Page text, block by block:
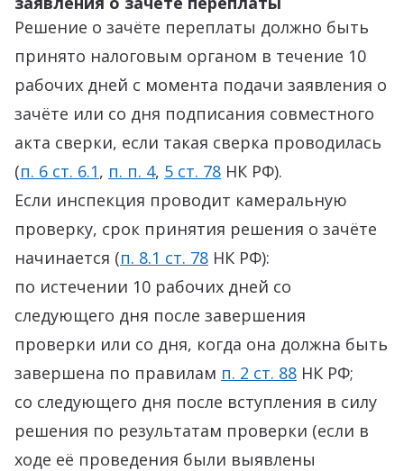
Решение о зачёте переплаты должно быть
принято налоговым органом в течение 10
рабочих дней с момента подачи заявления о
зачёте или со дня подписания совместного
акта сверки, если такая сверка проводилась
(п. 6 ст. 6.1, п. п. 4, 5 ст. 78 НК РФ).
Если инспекция проводит камеральную
проверку, срок принятия решения о зачёте
начинается (п. 8.1 ст. 78 НК РФ):
по истечении 10 рабочих дней со
следующего дня после завершения
проверки или со дня, когда она должна быть
завершена по правилам п. 2 ст. 88 НК РФ;
со следующего дня после вступления в силу
решения по результатам проверки (если в
ходе её проведения были выявлены